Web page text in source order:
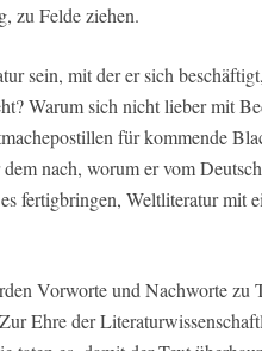
zu Felde ziehen.
sein, mit der er sich
Warum sich nicht lieber mit
für kommende
nach, worum er vom
fertigbringen, Weltliteratur mit
Vorworte und Nachworte zu
Ehre der